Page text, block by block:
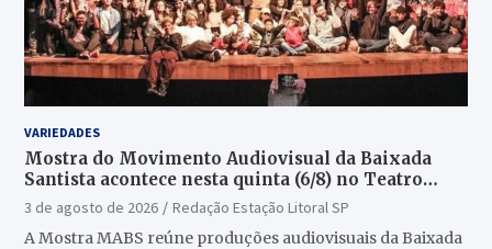
VARIEDADES
Mostra do Movimento Audiovisual da Baixada
Santista acontece nesta quinta (6/8) no Teatro
Guarany
3 de agosto de 2026
Redação Estação Litoral SP
A Mostra MABS reúne produções audiovisuais da Baixada